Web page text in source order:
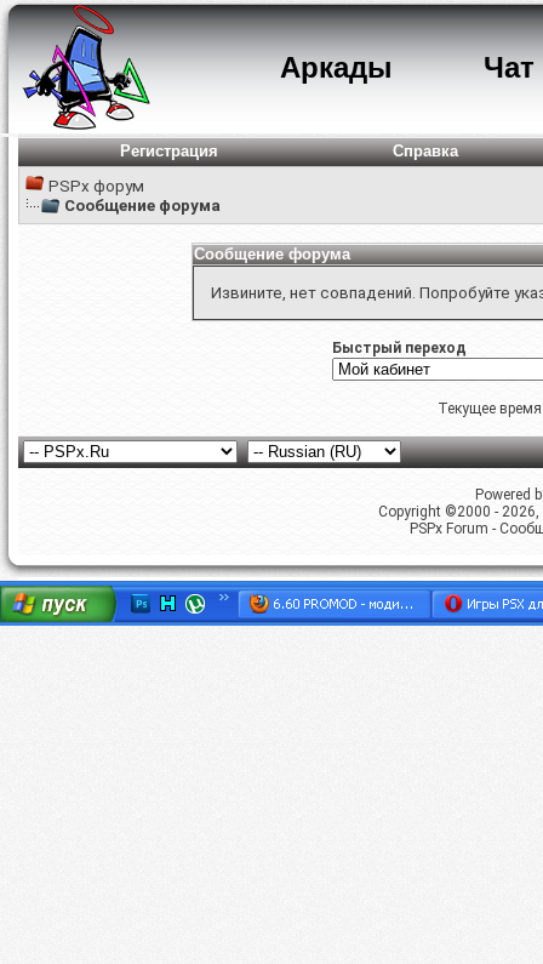
Аркады Чат
Регистрация
Справка
PSPx форум
Сообщение форума
Сообщение форума
Извините, нет совпадений. Попробуйте
Быстрый переход
Текущее
Powered
Copyright ©2000 -
PSPx Forum -